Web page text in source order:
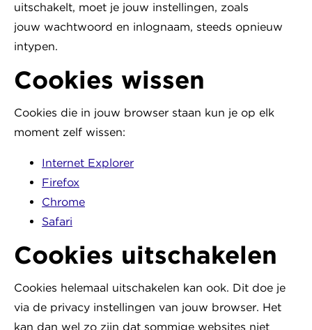
uitschakelt, moet je jouw instellingen, zoals
jouw wachtwoord en inlognaam, steeds opnieuw
intypen.
Cookies wissen
Cookies die in jouw browser staan kun je op elk
moment zelf wissen:
Internet Explorer
Firefox
Chrome
Safari
Cookies uitschakelen
Cookies helemaal uitschakelen kan ook. Dit doe je
via de privacy instellingen van jouw browser. Het
kan dan wel zo zijn dat sommige websites niet